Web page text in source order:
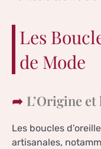
Les
de Mode
L’Origine
Les boucles
artisanales,